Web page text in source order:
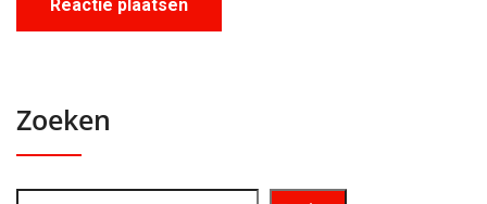
Zoeken